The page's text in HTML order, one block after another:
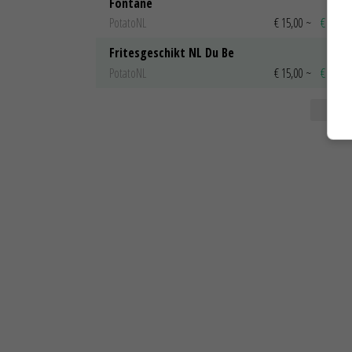
PotatoNL
€ 15,00 ~ € 23,00
Fritesgeschikt NL Du Be
PotatoNL
€ 15,00 ~ € 23,00